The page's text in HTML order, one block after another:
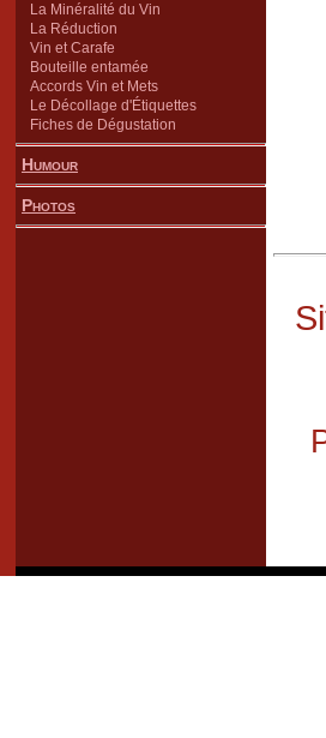
La Minéralité du Vin
La Réduction
Vin et Carafe
Bouteille entamée
Accords Vin et Mets
Le Décollage d'Étiquettes
Fiches de Dégustation
Humour
Photos